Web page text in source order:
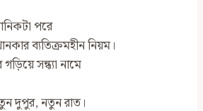
পরে
ব্যতিক্রমহীন নিয়ম।
সন্ধ্যা নামে
দুপুর, নতুন রাত।